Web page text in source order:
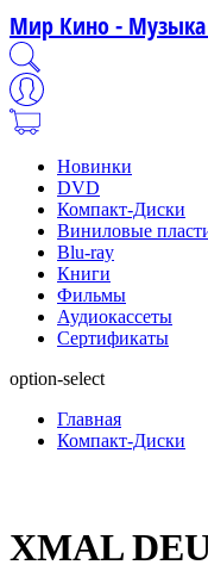
Мир Кино -
Новинки
DVD
Компакт-Диски
Виниловые
Blu-ray
Книги
Фильмы
Аудиокассеты
Сертификаты
option-select
Главная
Компакт-Диски
XMAL